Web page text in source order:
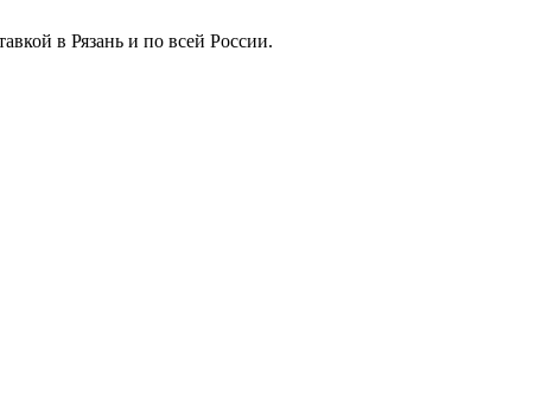
в Рязань и по всей России.